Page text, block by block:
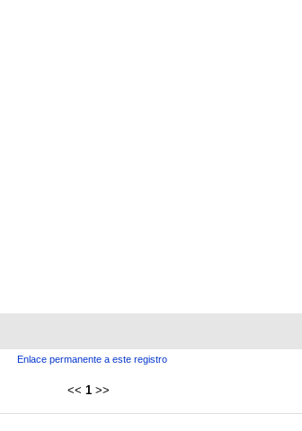
Enlace permanente a este registro
<< 1 >>